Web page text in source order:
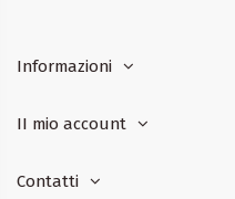
Informazioni
II mio account
Contatti